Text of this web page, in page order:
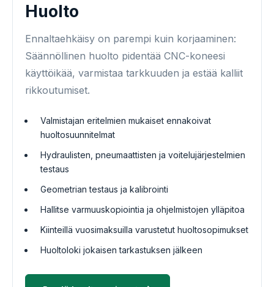
Huolto
Ennaltaehkäisy on parempi kuin korjaaminen:
Säännöllinen huolto pidentää CNC-koneesi
käyttöikää, varmistaa tarkkuuden ja estää kalliit
rikkoutumiset.
Valmistajan eritelmien mukaiset ennakoivat
huoltosuunnitelmat
Hydraulisten, pneumaattisten ja voitelujärjestelmien
testaus
Geometrian testaus ja kalibrointi
Hallitse varmuuskopiointia ja ohjelmistojen ylläpitoa
Kiinteillä vuosimaksuilla varustetut huoltosopimukset
Huoltoloki jokaisen tarkastuksen jälkeen